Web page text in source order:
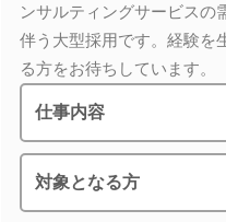
ンサルティングサービスの
伴う大型採用です。経験を
る方をお待ちしています。
仕事内容
対象となる方